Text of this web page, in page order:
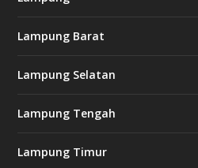
Lampung Barat
Lampung Selatan
Lampung Tengah
Lampung Timur